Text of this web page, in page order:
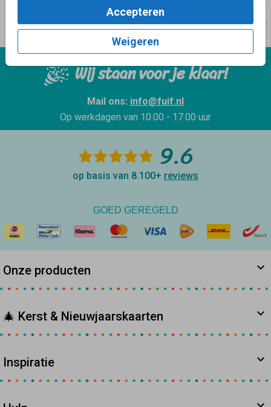
Accepteren
Weigeren
Wij staan voor je klaar!
Mail ons: info@fuif.nl
Op werkdagen van 10.00 - 17.00 uur
9.6
op basis van 8.100+ reviews
GOED GEREGELD
Onze producten
🎄 Kerst & Nieuwjaarskaarten
Inspiratie